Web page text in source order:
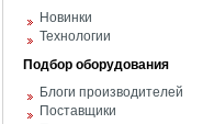
Новинки
Технологии
Подбор оборудования
Блоги производителей
Поставщики